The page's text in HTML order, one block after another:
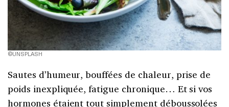
©UNSPLASH
Sautes d’humeur, bouffées de chaleur, prise de
poids inexpliquée, fatigue chronique… Et si vos
hormones étaient tout simplement déboussolées